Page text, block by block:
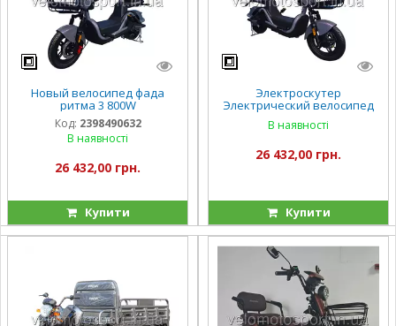
Новый велосипед фада
ритма 3 800W
Код: 2398490632
В наявності
26 432,00 грн.
Купити
Электроскутер
Электрический велосипед
Фада FADA RiTMO III 800W
В наявності
26 432,00 грн.
Купити